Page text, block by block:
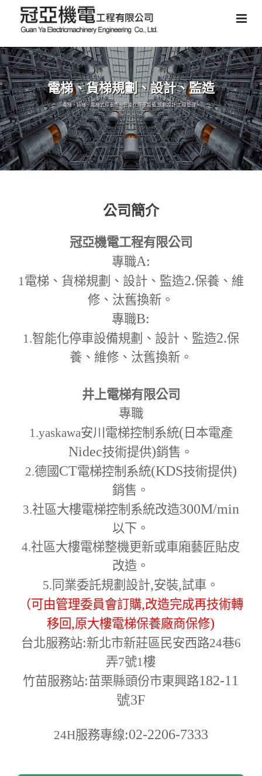
電梯、貨梯規劃、設計、監造
電梯、貨梯、電梯式停車塔、智能化停車設備,規劃設計,工程管理。
公司簡介
冠亞機電工程有限公司
專職A:
1電梯、貨梯規劃、設計、監造2.保養、維
修、汰舊換新。
專職B:
1.智能化停車設備規劃、設計、監造2.保
養、維修、汰舊換新。
井上電梯有限公司
專職
1.yaskawa安川電梯控制系統( 日本電產
Nidec技術提供)銷售。
2.德國 CT電梯控制系統(KDS技術提供)
銷售。
3.社區大樓電梯控制系統改造300M/min
以下。
4.社區大樓電梯整機更新或車廂藝匠貼皮
改造。
5. 同業委託規劃設計,安裝,試車。
（可由管理委員會訂購,改造完成再技術轉
移回,原大樓電梯保養廠商保修)
台北服務站:新北市新莊區民安西路24巷6
弄7號1樓
竹苗服務站:苗栗縣頭份市東興路182-11
號3F
24H服務專線:02-2206-7333